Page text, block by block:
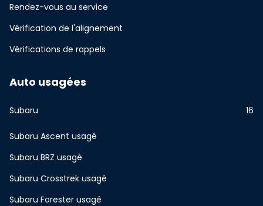
Rendez-vous au service
Vérification de l'alignement
Vérifications de rappels
Auto usagées
Subaru 16
Subaru Ascent usagé
Subaru BRZ usagé
Subaru Crosstrek usagé
Subaru Forester usagé